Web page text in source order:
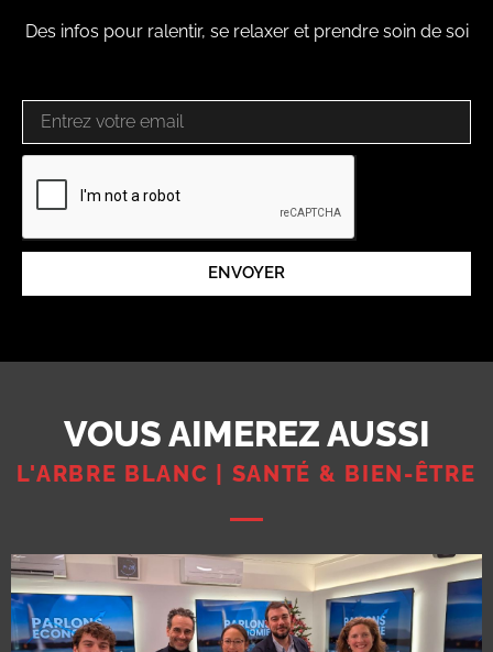
Des infos pour ralentir, se relaxer et prendre soin de soi
ENVOYER
VOUS AIMEREZ AUSSI
L'ARBRE BLANC | SANTÉ & BIEN-ÊTRE